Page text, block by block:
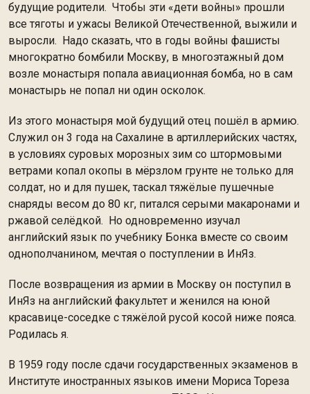
будущие родители. Чтобы эти «дети войны» прошли
все тяготы и ужасы Великой Отечественной, выжили и
выросли. Надо сказать, что в годы войны фашисты
многократно бомбили Москву, в многоэтажный дом
возле монастыря попала авиационная бомба, но в сам
монастырь не попал ни один осколок.
Из этого монастыря мой будущий отец пошёл в армию.
Служил он 3 года на Сахалине в артиллерийских частях,
в условиях суровых морозных зим со штормовыми
ветрами копал окопы в мёрзлом грунте не только для
солдат, но и для пушек, таскал тяжёлые пушечные
снаряды весом до 80 кг, питался серыми макаронами и
ржавой селёдкой. Но одновременно изучал
английский язык по учебнику Бонка вместе со своим
однополчанином, мечтая о поступлении в ИнЯз.
После возвращения из армии в Москву он поступил в
ИнЯз на английский факультет и женился на юной
красавице-соседке с тяжёлой русой косой ниже пояса.
Родилась я.
В 1959 году после сдачи государственных экзаменов в
Институте иностранных языков имени Мориса Тореза